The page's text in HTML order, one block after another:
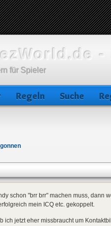
-
für Spieler
Regeln Suche
schon "brr brr" machen muss, dann
mein ICQ etc. gekoppelt.
ich jetzt eher missbraucht um